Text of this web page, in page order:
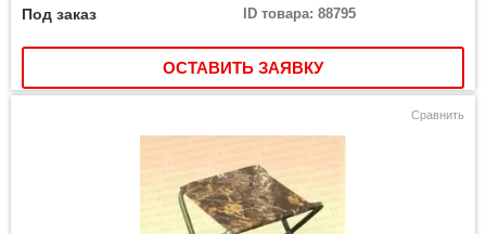
Под заказ
ID товара: 88795
ОСТАВИТЬ ЗАЯВКУ
Сравнить